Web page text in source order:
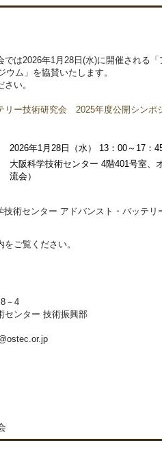
では2026年1月28日(水)に開催される
ウム」を協賛いたします。
い。
リー技術研究会 2025年度公開シンポ
2026年1月28日（水） 13：00～17：
大阪科学技術センター 4階401号室、
流会）
技術センター アドバンスト・バッテリ
ご覧ください。
－4
センター 技術振興部